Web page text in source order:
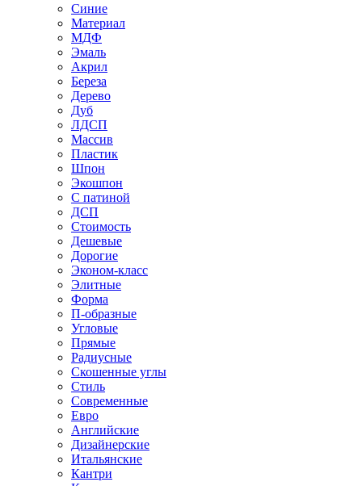
Синие
Материал
МДФ
Эмаль
Акрил
Береза
Дерево
Дуб
ЛДСП
Массив
Пластик
Шпон
Экошпон
С патиной
ДСП
Стоимость
Дешевые
Дорогие
Эконом-класс
Элитные
Форма
П-образные
Угловые
Прямые
Радиусные
Скошенные углы
Стиль
Современные
Евро
Английские
Дизайнерские
Итальянские
Кантри